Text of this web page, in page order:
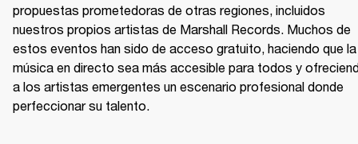
propuestas prometedoras de otras regiones, incluidos
nuestros propios artistas de Marshall Records. Muchos de
estos eventos han sido de acceso gratuito, haciendo que la
música en directo sea más accesible para todos y
a los artistas emergentes un escenario profesional donde
perfeccionar su talento.